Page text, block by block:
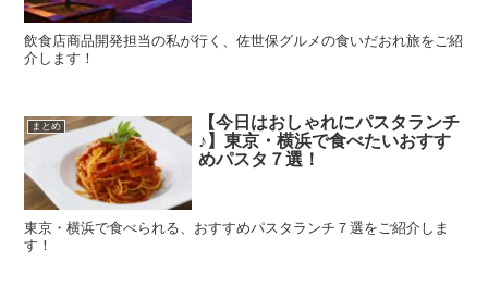
飲食店商品開発担当の私が行く、佐世保グルメの食いだおれ旅をご紹
介します！
まとめ
【今日はおしゃれにパスタランチ
♪】東京・横浜で食べたいおすす
めパスタ７選！
東京・横浜で食べられる、おすすめパスタランチ７選をご紹介しま
す！